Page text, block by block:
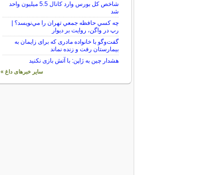
شاخص کل بورس وارد کانال 5.5 میلیون واحد
شد
چه كسي حافظه جمعي تهران را مي‌نويسد؟ |
رپ در واگن، روايت بر ديوار
گفت‌وگو با خانواده مادری که برای زایمان به
بیمارستان رفت و زنده نماند
هشدار چین به ژاپن: با آتش بازی نکنید
سایر خبرهای داغ »